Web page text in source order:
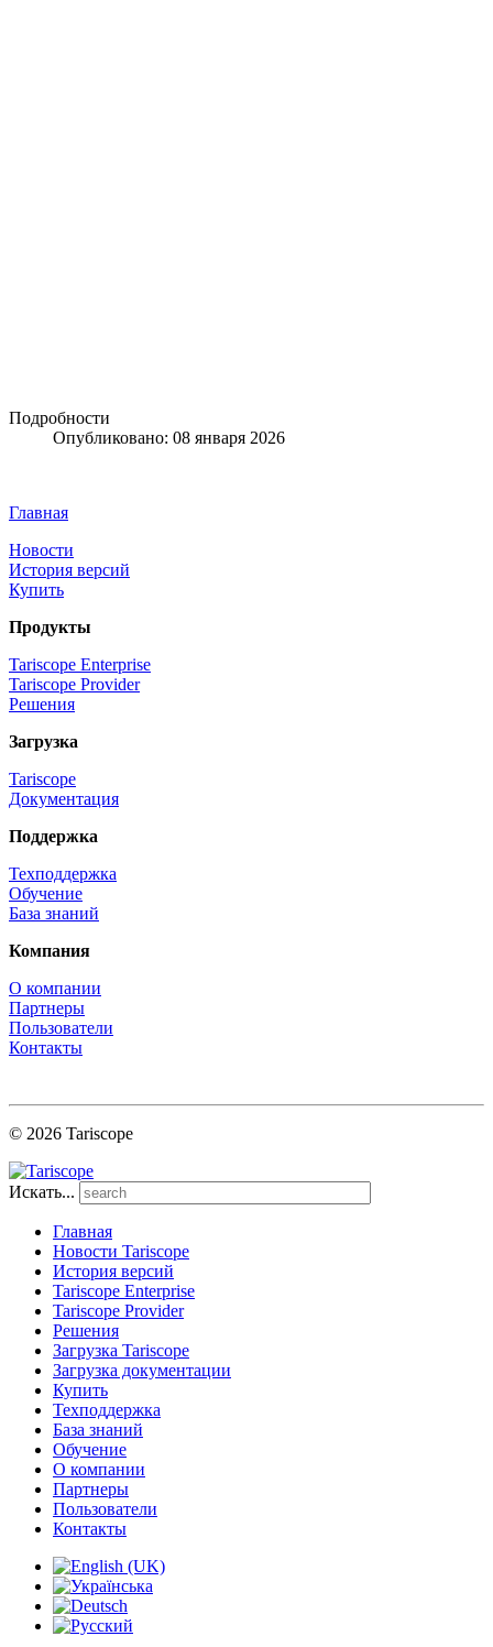
Подробности
Опубликовано: 08 января 2026
Главная
Новости
История версий
Купить
Продукты
Tariscope Enterprise
Tariscope Provider
Решения
Загрузка
Tariscope
Документация
Поддержка
Техподдержка
Обучение
База знаний
Компания
О компании
Партнеры
Пользователи
Контакты
© 2026 Tariscope
Искать...
Главная
Новости Tariscope
История версий
Tariscope Enterprise
Tariscope Provider
Решения
Загрузка Tariscope
Загрузка документации
Купить
Техподдержка
База знаний
Обучение
О компании
Партнеры
Пользователи
Контакты